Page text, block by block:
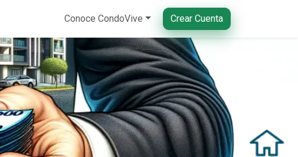
Conoce CondoVive Crear Cuenta